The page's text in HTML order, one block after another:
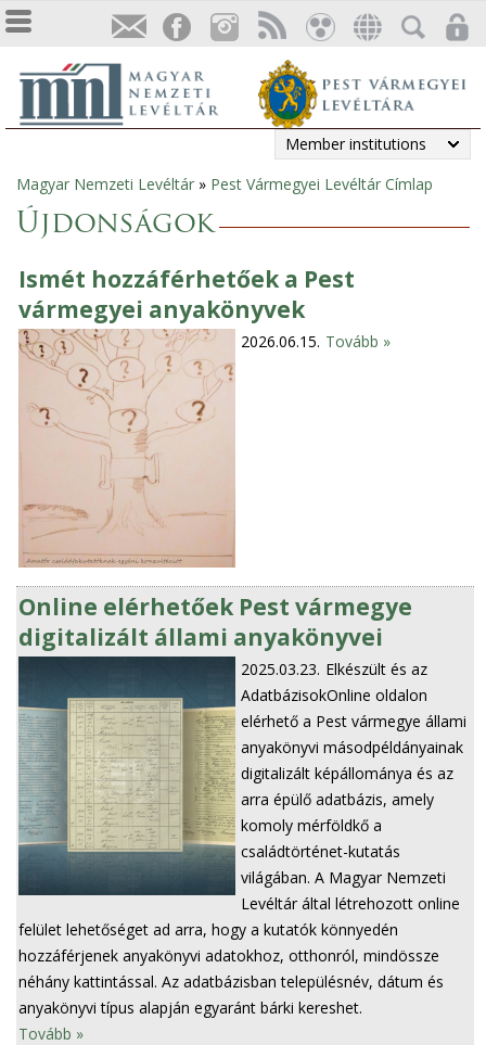
Member institutions
You
are
here
Magyar Nemzeti Levéltár » Pest Vármegyei Levéltár Címlap
Újdonságok
Ismét hozzáférhetőek a Pest
vármegyei anyakönyvek
2026.06.15. Tovább »
Online elérhetőek Pest vármegye
digitalizált állami anyakönyvei
2025.03.23. Elkészült és az
AdatbázisokOnline oldalon
elérhető a Pest vármegye állami
anyakönyvi másodpéldányainak
digitalizált képállománya és az
arra épülő adatbázis, amely
komoly mérföldkő a
családtörténet-kutatás
világában. A Magyar Nemzeti
Levéltár által létrehozott online
felület lehetőséget ad arra, hogy a kutatók könnyedén
hozzáférjenek anyakönyvi adatokhoz, otthonról, mindössze
néhány kattintással. Az adatbázisban településnév, dátum és
anyakönyvi típus alapján egyaránt bárki kereshet.
Tovább »